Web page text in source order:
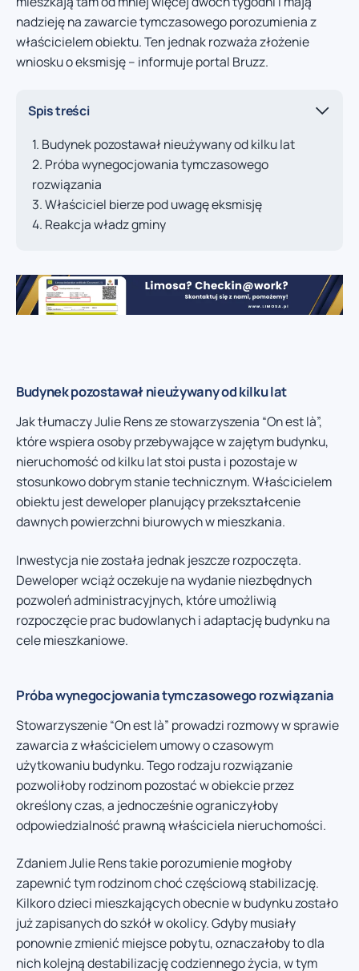
nadzieję na zawarcie tymczasowego porozumienia z
właścicielem obiektu. Ten jednak rozważa złożenie
wniosku o eksmisję – informuje portal Bruzz.
Spis treści
Budynek pozostawał nieużywany od kilku lat
Próba wynegocjowania tymczasowego
rozwiązania
Właściciel bierze pod uwagę eksmisję
Reakcja władz gminy
Budynek pozostawał nieużywany od kilku lat
Jak tłumaczy Julie Rens ze stowarzyszenia “On est là”,
które wspiera osoby przebywające w zajętym budynku,
nieruchomość od kilku lat stoi pusta i pozostaje w
stosunkowo dobrym stanie technicznym. Właścicielem
obiektu jest deweloper planujący przekształcenie
dawnych powierzchni biurowych w mieszkania.
Inwestycja nie została jednak jeszcze rozpoczęta.
Deweloper wciąż oczekuje na wydanie niezbędnych
pozwoleń administracyjnych, które umożliwią
rozpoczęcie prac budowlanych i adaptację budynku na
cele mieszkaniowe.
Próba wynegocjowania tymczasowego rozwiązania
Stowarzyszenie “On est là” prowadzi rozmowy w sprawie
zawarcia z właścicielem umowy o czasowym
użytkowaniu budynku. Tego rodzaju rozwiązanie
pozwoliłoby rodzinom pozostać w obiekcie przez
określony czas, a jednocześnie ograniczyłoby
odpowiedzialność prawną właściciela nieruchomości.
Zdaniem Julie Rens takie porozumienie mogłoby
zapewnić tym rodzinom choć częściową stabilizację.
Kilkoro dzieci mieszkających obecnie w budynku zostało
już zapisanych do szkół w okolicy. Gdyby musiały
ponownie zmienić miejsce pobytu, oznaczałoby to dla
nich kolejną destabilizację codziennego życia, w tym